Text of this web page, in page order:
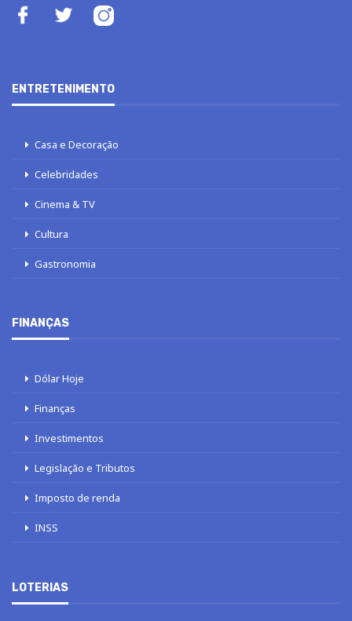
ENTRETENIMENTO
Casa e Decoração
Celebridades
Cinema & TV
Cultura
Gastronomia
FINANÇAS
Dólar Hoje
Finanças
Investimentos
Legislação e Tributos
Imposto de renda
INSS
LOTERIAS